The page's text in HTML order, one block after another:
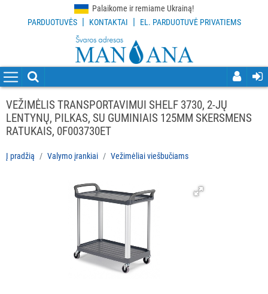
Palaikome ir remiame Ukrainą!
PARDUOTUVĖS | KONTAKTAI | EL. PARDUOTUVĖ PRIVATIEMS
VALYMO
PRIEMONĖS
VALYMO
ĮRANKIAI
Visi
VEŽIMĖLIS TRANSPORTAVIMUI SHELF 3730, 2-JŲ
LENTYNŲ, PILKAS, SU GUMINIAIS 125MM SKERSMENS
RATUKAIS, 0F003730ET
Į pradžią Valymo įrankiai Vežimėliai viešbučiams